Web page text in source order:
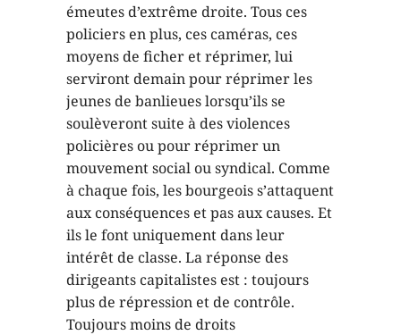
émeutes d’extrême droite. Tous ces
policiers en plus, ces caméras, ces
moyens de ficher et réprimer, lui
serviront demain pour réprimer les
jeunes de banlieues lorsqu’ils se
soulèveront suite à des violences
policières ou pour réprimer un
mouvement social ou syndical. Comme
à chaque fois, les bourgeois s’attaquent
aux conséquences et pas aux causes. Et
ils le font uniquement dans leur
intérêt de classe. La réponse des
dirigeants capitalistes est : toujours
plus de répression et de contrôle.
Toujours moins de droits